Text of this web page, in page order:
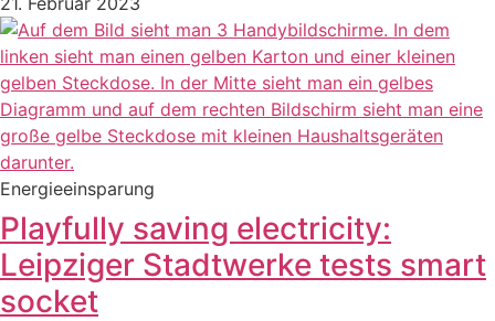
Energieeinsparung
Playfully saving electricity:
Leipziger Stadtwerke tests smart
socket